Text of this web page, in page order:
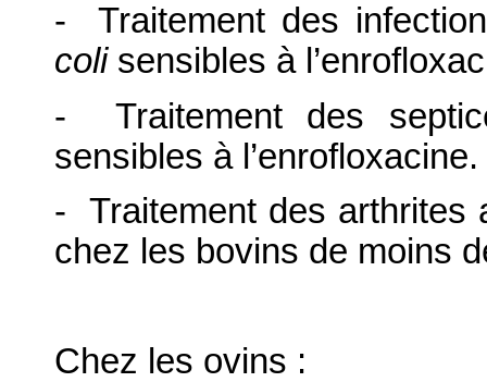
- Traitement des
coli sensibles à
- Traitement des
sensibles à l’enrofloxacine.
- Traitement des arthrites
chez les bovins de moins
Chez les ovins :